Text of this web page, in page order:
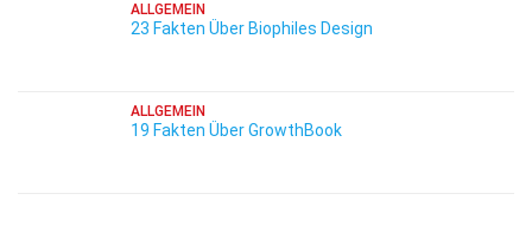
ALLGEMEIN
23 Fakten Über Biophiles Design
ALLGEMEIN
19 Fakten Über GrowthBook